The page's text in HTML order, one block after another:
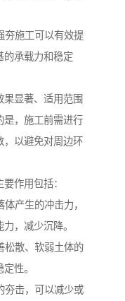
夯施工可以有效提
的承载力和稳定
显著、适用范围
是，施工前需进行
，以避免对周边环
作用包括：
产生的冲击力，
，减少沉降。
松散、软弱土体的
性。
夯击，可以减少或